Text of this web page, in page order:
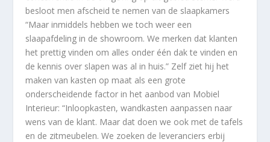
besloot men afscheid te nemen van de slaapkamers
“Maar inmiddels hebben we toch weer een
slaapafdeling in de showroom. We merken dat klanten
het prettig vinden om alles onder één dak te vinden en
de kennis over slapen was al in huis.” Zelf ziet hij het
maken van kasten op maat als een grote
onderscheidende factor in het aanbod van Mobiel
Interieur: “Inloopkasten, wandkasten aanpassen naar
wens van de klant. Maar dat doen we ook met de tafels
en de zitmeubelen. We zoeken de leveranciers erbij